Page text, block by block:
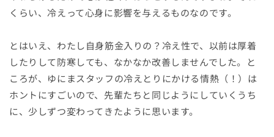
くらい、冷えって心身に影響を与えるものなのです。
とはいえ、わたし自身筋金入りの？冷え性で、以前は厚着
したりして防寒しても、なかなか改善しませんでした。と
ころが、ゆにまスタッフの冷えとりにかける情熱（！）は
ホントにすごいので、先輩たちと同じようにしていくうち
に、少しずつ変わってきたように思います。